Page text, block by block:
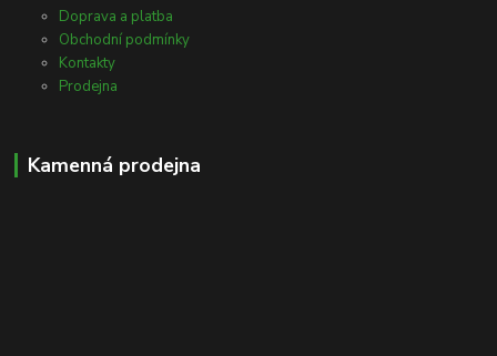
Doprava a platba
Obchodní podmínky
Kontakty
Prodejna
Kamenná prodejna